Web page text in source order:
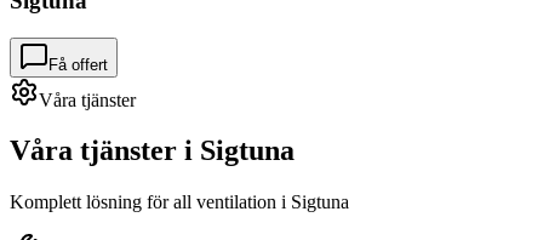
Få offert
Våra tjänster
Våra tjänster i Sigtuna
Komplett lösning för all ventilation i Sigtuna